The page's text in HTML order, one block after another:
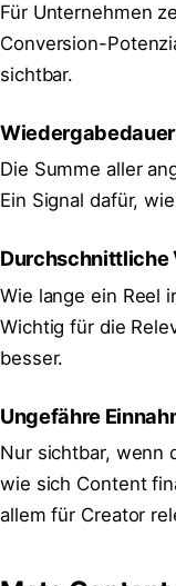
Für Unternehmen
Conversion-
sichtbar.
Die Summe aller
Ein Signal dafür,
Durchschnittliche
Wie lange ein Reel
Wichtig für die
besser.
Ungefähre
Nur sichtbar, wenn
wie sich Content
allem für Creator